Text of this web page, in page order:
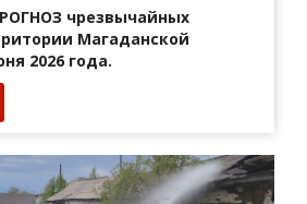
чрезвычайных
Магаданской
2026 года.